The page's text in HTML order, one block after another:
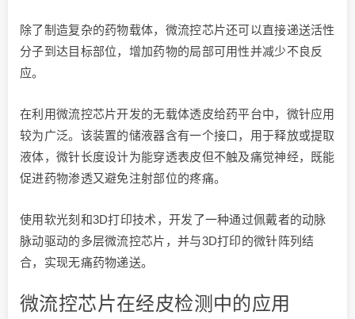
除了制造复杂的药物载体，微流控芯片还可以直接递送活性
分子到达目标部位，增加药物的局部可用性并减少不良反
应。
在利用微流控芯片开发的无载体透皮给药平台中，微针应用
较为广泛。该装置的储液器含有一个接口，用于释放或提取
液体，微针长度设计为能穿透表皮但不触及痛觉神经，既能
促进药物渗透又避免注射部位的疼痛。
使用软光刻和3D打印技术，开发了一种通过佩戴者的动脉
脉动驱动的多层微流控芯片，并与3D打印的微针阵列结
合，实现无痛药物递送。
微流控芯片在经皮检测中的应用